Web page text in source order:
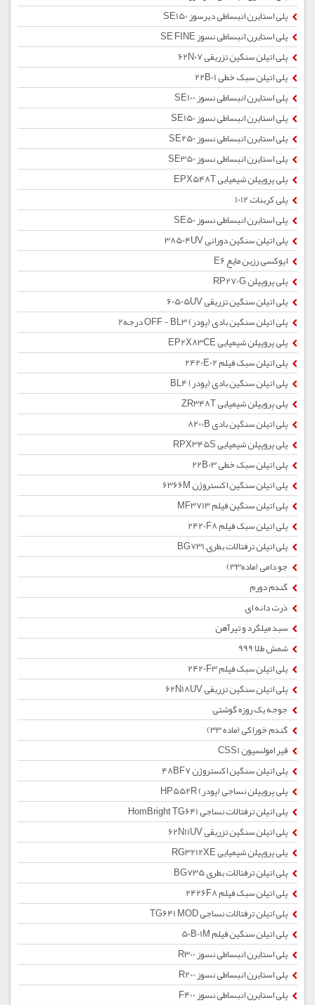
پلی استایرن انبساطی دیرسوز SE150
پلی استایرن انبساطی نسوز SE FINE
پلی اتیلن سنگین تزریقی 62N07
پلی اتیلن سبک خطی 22B01
پلی استایرن انبساطی نسوز SE100
پلی استایرن انبساطی نسوز SE150
پلی استایرن انبساطی نسوز SE250
پلی استایرن انبساطی نسوز SE350
پلی پروپیلن شیمیایی EPX548T
پلی کربنات 1012
پلی استایرن انبساطی نسوز SE50
پلی اتیلن سنگین دورانی 38504UV
اپوکسی رزین مایع E6
پلی پروپیلن RP270G
پلی اتیلن سنگین تزریقی 60505UV
پلی اتیلن سنگین بادی (پودر) OFF - BL3 درجه2
پلی پروپیلن شیمیایی EP2X83CE
پلی اتیلن سبک فیلم 2420E02
پلی اتیلن سنگین بادی (پودر) BL4
پلی پروپیلن شیمیایی ZR348T
پلی اتیلن سنگین بادی 8200B
پلی پروپیلن شیمیایی RPX345S
پلی اتیلن سبک خطی 22B03
پلی اتیلن سنگین اکستروژن 6366M
پلی اتیلن سنگین فیلم MF3713
پلی اتیلن سبک فیلم 2420F8
پلی اتیلن ترفتالات بطری BG731
جو دامی (ماده33)
گندم دورم
ذرت دانه ای
سبد میلگرد و تیرآهن
شمش طلا 999
پلی اتیلن سبک فیلم 2420F3
پلی اتیلن سنگین تزریقی 62N18UV
جوجه یک روزه گوشتی
گندم خوراکی (ماده 33)
قیر امولسیون CSS1
پلی اتیلن سنگین اکستروژن 48BF7
پلی پروپیلن نساجی (پودر) HP552R
پلی اتیلن ترفتالات نساجی HomBright TG641
پلی اتیلن سنگین تزریقی 62N11UV
پلی پروپیلن شیمیایی RG3212XE
پلی اتیلن ترفتالات بطری BG735
پلی اتیلن سبک فیلم 2426F8
پلی اتیلن ترفتالات نساجی TG641 MOD
پلی اتیلن سنگین فیلم 50B01M
پلی استایرن انبساطی نسوز R300
پلی استایرن انبساطی نسوز R200
پلی استایرن انبساطی نسوز F400